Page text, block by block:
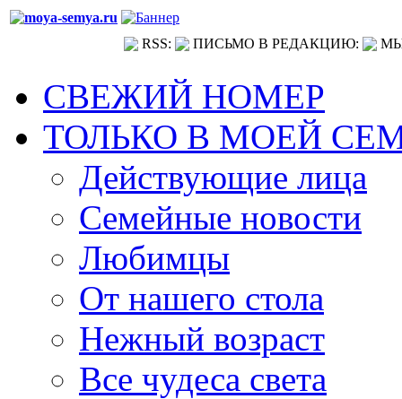
RSS: ПИСЬМО В РЕДАКЦИЮ:
СВЕЖИЙ НОМЕР
ТОЛЬКО В МОЕЙ
Действующие лица
Семейные новости
Любимцы
От нашего стола
Нежный возраст
Все чудеса света